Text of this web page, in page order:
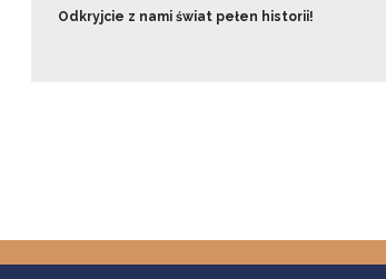
Odkryjcie z nami świat pełen historii!